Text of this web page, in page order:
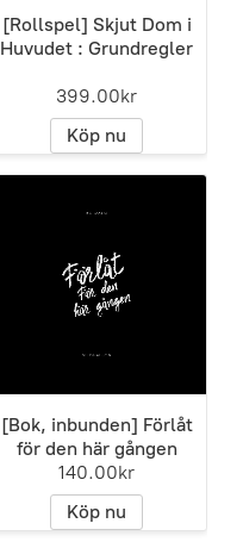
[Rollspel] Skjut Dom i
Huvudet : Grundregler
399.00kr
Köp nu
[Bok, inbunden] Förlåt
för den här gången
140.00kr
Köp nu